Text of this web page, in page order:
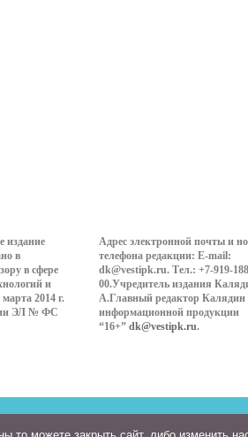
издание
в
в сфере
и
2014 г.
ЭЛ № ФС
Адрес электронной почты и
телефона редакции: E-mail:
dk@vestipk.ru. Тел.: +7-919-
00.Учредитель издания
А.Главный редактор
информационной продукции
“16+” dk@vestipk.ru.